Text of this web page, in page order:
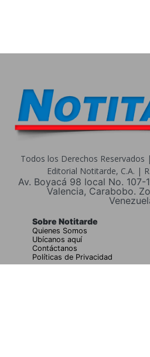
Todos los Derechos
Editorial Notitarde, C.A. |
Av. Boyacá 98 local No. 107-
Valencia, Carabobo.
Sobre Notitarde
Quienes Somos
Ubícanos aquí
Contáctanos
Políticas de Privacidad